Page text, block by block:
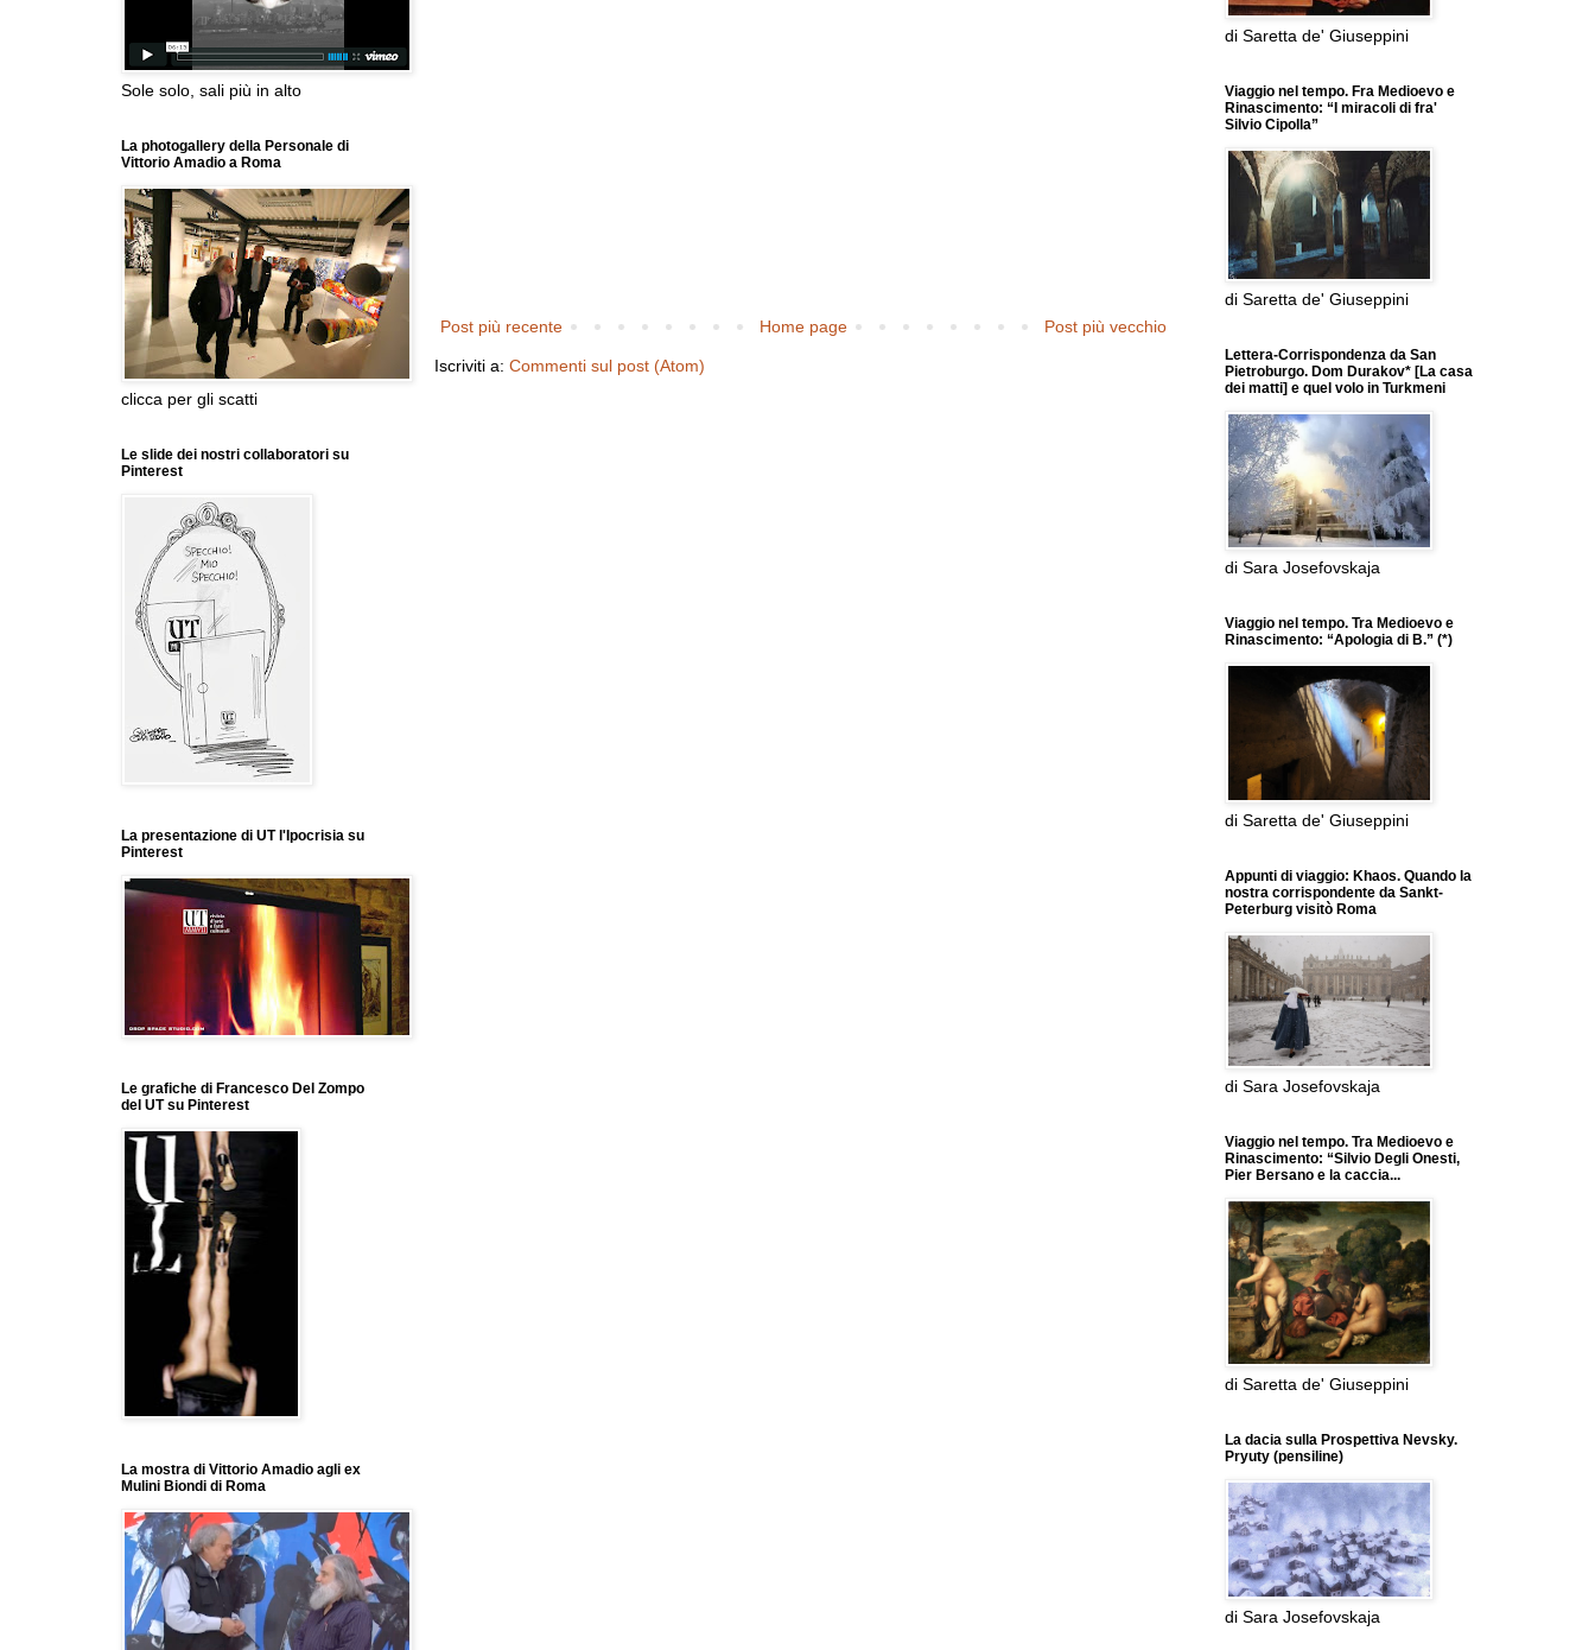
Post più recente Post più vecchio
Home page
Iscriviti a: Commenti sul post (Atom)
Sole solo, sali più in alto
La photogallery della Personale di
Vittorio Amadio a Roma
clicca per gli scatti
Le slide dei nostri collaboratori su
Pinterest
La presentazione di UT l'Ipocrisia su
Pinterest
Le grafiche di Francesco Del Zompo
del UT su Pinterest
La mostra di Vittorio Amadio agli ex
Mulini Biondi di Roma
di Saretta de' Giuseppini
Viaggio nel tempo. Fra Medioevo e
Rinascimento: “I miracoli di fra'
Silvio Cipolla”
di Saretta de' Giuseppini
Lettera-Corrispondenza da San
Pietroburgo. Dom Durakov* [La casa
dei matti] e quel volo in Turkmeni
di Sara Josefovskaja
Viaggio nel tempo. Tra Medioevo e
Rinascimento: “Apologia di B.” (*)
di Saretta de' Giuseppini
Appunti di viaggio: Khaos. Quando la
nostra corrispondente da Sankt-
Peterburg visitò Roma
di Sara Josefovskaja
Viaggio nel tempo. Tra Medioevo e
Rinascimento: “Silvio Degli Onesti,
Pier Bersano e la caccia...
di Saretta de' Giuseppini
La dacia sulla Prospettiva Nevsky.
Pryuty (pensiline)
di Sara Josefovskaja